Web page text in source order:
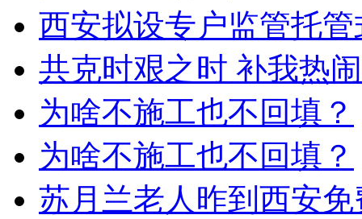
西安拟设专户监管托
共克时艰之时 补我热
为啥不施工也不回填？
为啥不施工也不回填？
苏月兰老人昨到西安